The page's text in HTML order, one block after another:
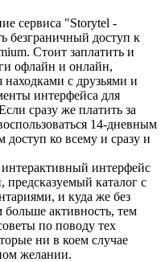
сервиса "Storytel -
безграничный доступ к
Стоит заплатить и
офлайн и онлайн,
находками с друзьями и
интерфейса для
сразу же платить за
14-дневным
ко всему и сразу и
интерфейс
предсказуемый каталог с
и куда же без
активность, тем
по поводу тех
ни в коем случае
желании.